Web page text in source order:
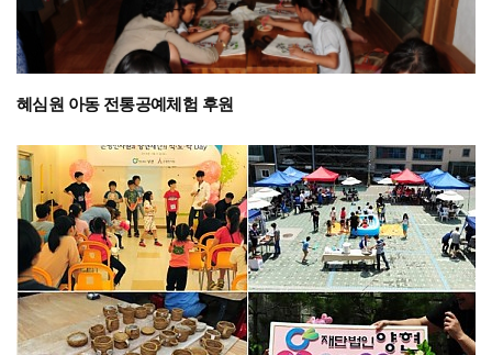
혜심원 아동 전통공예체험 후원